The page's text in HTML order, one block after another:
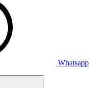
Whatsapp